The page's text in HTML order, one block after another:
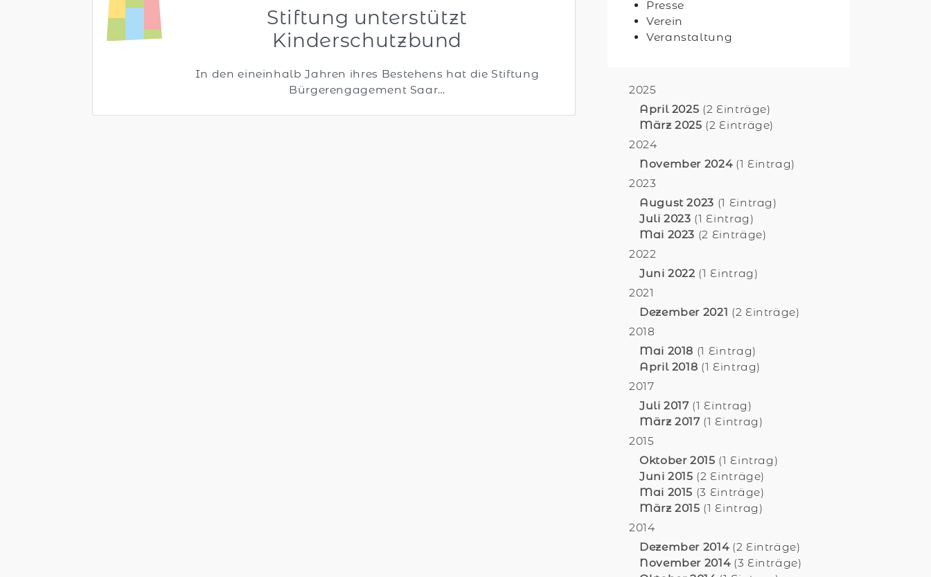
Presse
Verein
Veranstaltung
2025
April 2025 (2 Einträge)
März 2025 (2 Einträge)
2024
November 2024(1 Eintrag)
2023
August 2023 (1 Eintrag)
Juli 2023 (1 Eintrag)
Mai 2023 (2 Einträge)
2022
Juni 2022 (1 Eintrag)
2021
Dezember 2021 (2 Einträge)
2018
Mai 2018 (1 Eintrag)
April 2018 (1 Eintrag)
2017
Juli 2017(1 Eintrag)
März 2017(1 Eintrag)
2015
Oktober 2015 (1 Eintrag)
Juni 2015 (2 Einträge)
Mai 2015 (3 Einträge)
März 2015 (1 Eintrag)
2014
Dezember 2014(2 Einträge)
November 2014(3 Einträge)
Stiftung unterstützt
Kinderschutzbund
In den eineinhalb Jahren ihres Bestehens hat die Stiftung
Bürgerengagement Saar…